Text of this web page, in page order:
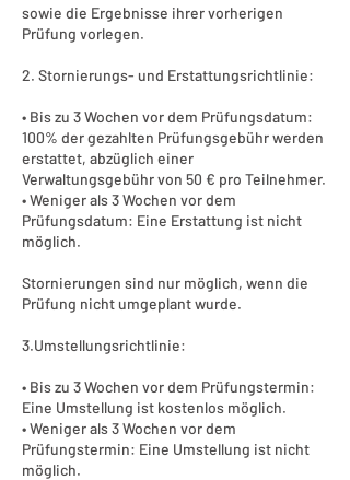
sowie die Ergebnisse ihrer vorherigen
Prüfung vorlegen.
2. Stornierungs- und Erstattungsrichtlinie:
• Bis zu 3 Wochen vor dem Prüfungsdatum:
100% der gezahlten Prüfungsgebühr werden
erstattet, abzüglich einer
Verwaltungsgebühr von 50 € pro Teilnehmer.
• Weniger als 3 Wochen vor dem
Prüfungsdatum: Eine Erstattung ist nicht
möglich.
Stornierungen sind nur möglich, wenn die
Prüfung nicht umgeplant wurde.
3.Umstellungsrichtlinie:
• Bis zu 3 Wochen vor dem Prüfungstermin:
Eine Umstellung ist kostenlos möglich.
• Weniger als 3 Wochen vor dem
Prüfungstermin: Eine Umstellung ist nicht
möglich.